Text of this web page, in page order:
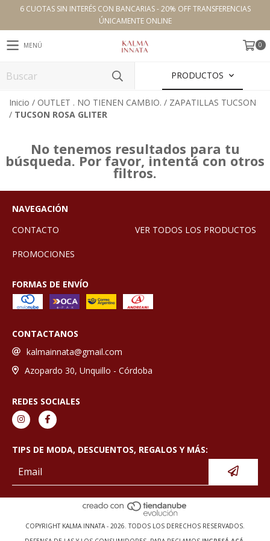
6 CUOTAS SIN INTERÉS CON BANCARIAS - 20% OFF TRANSFERENCIAS
ÚNICAMENTE ONLINE
MENÚ 0
PRODUCTOS
Inicio / OUTLET . NO TIENEN CAMBIO. / ZAPATILLAS TUCSON
/ TUCSON ROSA GLITER
No tenemos resultados para tu
búsqueda. Por favor, intentá con otros
filtros.
NAVEGACIÓN
CONTACTO
VER TODOS LOS PRODUCTOS
PROMOCIONES
FORMAS DE ENVÍO
CONTACTANOS
kalmainnata@gmail.com
Azopardo 30, Unquillo - Córdoba
REDES SOCIALES
TIPS DE MODA, DESCUENTOS, REGALOS Y MÁS:
COPYRIGHT KALMA INNATA - 2026. TODOS LOS DERECHOS RESERVADOS.